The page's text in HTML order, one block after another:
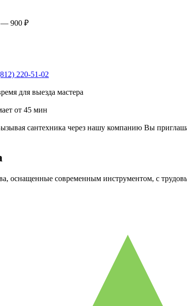
— 900 ₽
220-51-02
для выезда мастера
от 45 мин
сантехника через нашу компанию Вы
оснащенные современным инструментом, с